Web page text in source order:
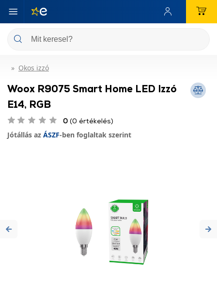
Okos izzó
Woox R9075 Smart Home LED Izzó
E14, RGB
0 (0 értékelés)
Jótállás az ÁSZF-ben foglaltak szerint
Previous